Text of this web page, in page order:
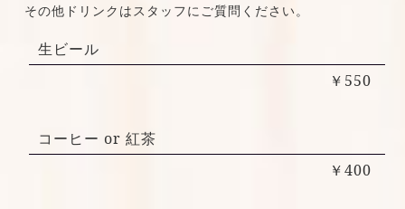
その他ドリンクはスタッフにご質問ください。
生ビール
￥550
コーヒー or 紅茶
￥400